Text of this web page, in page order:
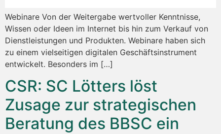
Webinare Von der Weitergabe wertvoller Kenntnisse,
Wissen oder Ideen im Internet bis hin zum Verkauf von
Dienstleistungen und Produkten. Webinare haben sich
zu einem vielseitigen digitalen Geschäftsinstrument
entwickelt. Besonders im […]
CSR: SC Lötters löst
Zusage zur strategischen
Beratung des BBSC ein